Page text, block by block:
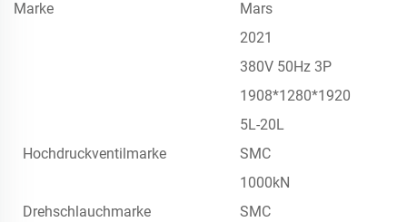
Marke
Mars
2021
380V 50Hz 3P
1908*1280*1920
5L-20L
Hochdruckventilmarke
SMC
1000kN
Drehschlauchmarke
SMC